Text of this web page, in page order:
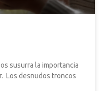
susurra la importancia
Los desnudos troncos